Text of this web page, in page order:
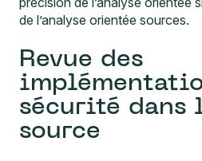
de l’analyse orientée sources.
Revue des
sécurité dans
source